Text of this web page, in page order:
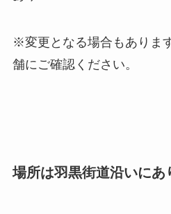
※変更となる場合もありま
舗にご確認ください。
場所は羽黒街道沿いにあ